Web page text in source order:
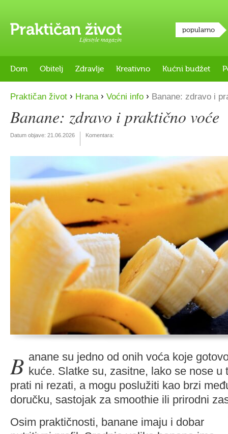
Lifestyle magazin
popularno
Dom Obitelj Zdravlje Kreativno Kućni budžet
Praktičan život › Hrana › Voćni info › Banane: zdravo i
Banane: zdravo i praktično voće
Datum objave: 21.06.2026 Komentara:
Banane su jedno od onih voća koje gotovo svi rado imaju kod kuće. Slatke su, zasitne, lako se nose u
prati ni rezati, a mogu poslužiti kao brzi
doručku, sastojak za smoothie ili prirodni
Osim praktičnosti, banane imaju i dobar